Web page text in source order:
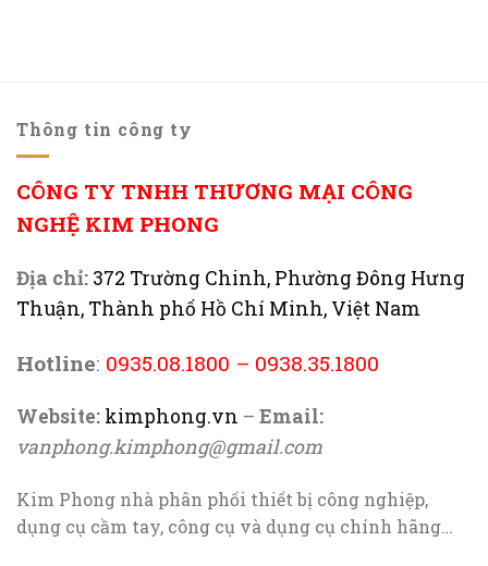
Thông tin công ty
CÔNG TY TNHH THƯƠNG MẠI CÔNG
NGHỆ KIM PHONG
Địa chỉ: 372 Trường Chinh, Phường Đông Hưng
Thuận, Thành phố Hồ Chí Minh, Việt Nam
Hotline: 0935.08.1800 – 0938.35.1800
Website: kimphong.vn – Email:
vanphong.kimphong@gmail.com
Kim Phong nhà phân phối thiết bị công nghiệp,
dụng cụ cầm tay, công cụ và dụng cụ chính hãng…